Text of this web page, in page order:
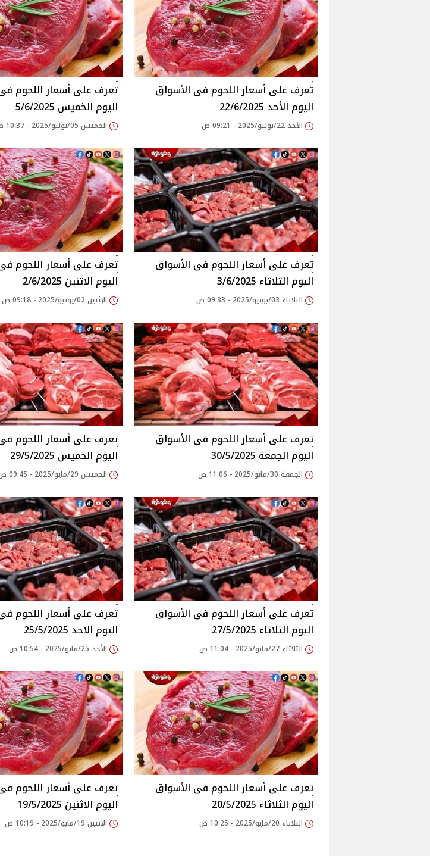
اليوم الأحد 22/6/2025
الأحد 22/يونيو/2025 - 09:21 ص
اليوم الخميس 5/6/2025
الخميس 05/يونيو/2025 - 10:37 ص
اليوم الثلاثاء 3/6/2025
الثلاثاء 03/يونيو/2025 - 09:33 ص
اليوم الاثنين 2/6/2025
الإثنين 02/يونيو/2025 - 09:18 ص
اليوم الجمعة 30/5/2025
الجمعة 30/مايو/2025 - 11:06 ص
اليوم الخميس 29/5/2025
الخميس 29/مايو/2025 - 09:45 ص
اليوم الثلاثاء 27/5/2025
الثلاثاء 27/مايو/2025 - 11:04 ص
اليوم الاحد 25/5/2025
الأحد 25/مايو/2025 - 10:54 ص
اليوم الثلاثاء 20/5/2025
الثلاثاء 20/مايو/2025 - 10:25 ص
اليوم الاثنين 19/5/2025
الإثنين 19/مايو/2025 - 10:19 ص